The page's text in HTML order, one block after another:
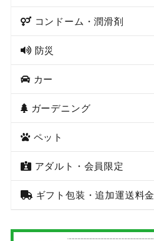
コンドーム・潤滑剤
防災
カー
ガーデニング
ペット
アダルト・会員限定
ギフト包装・追加運送料金